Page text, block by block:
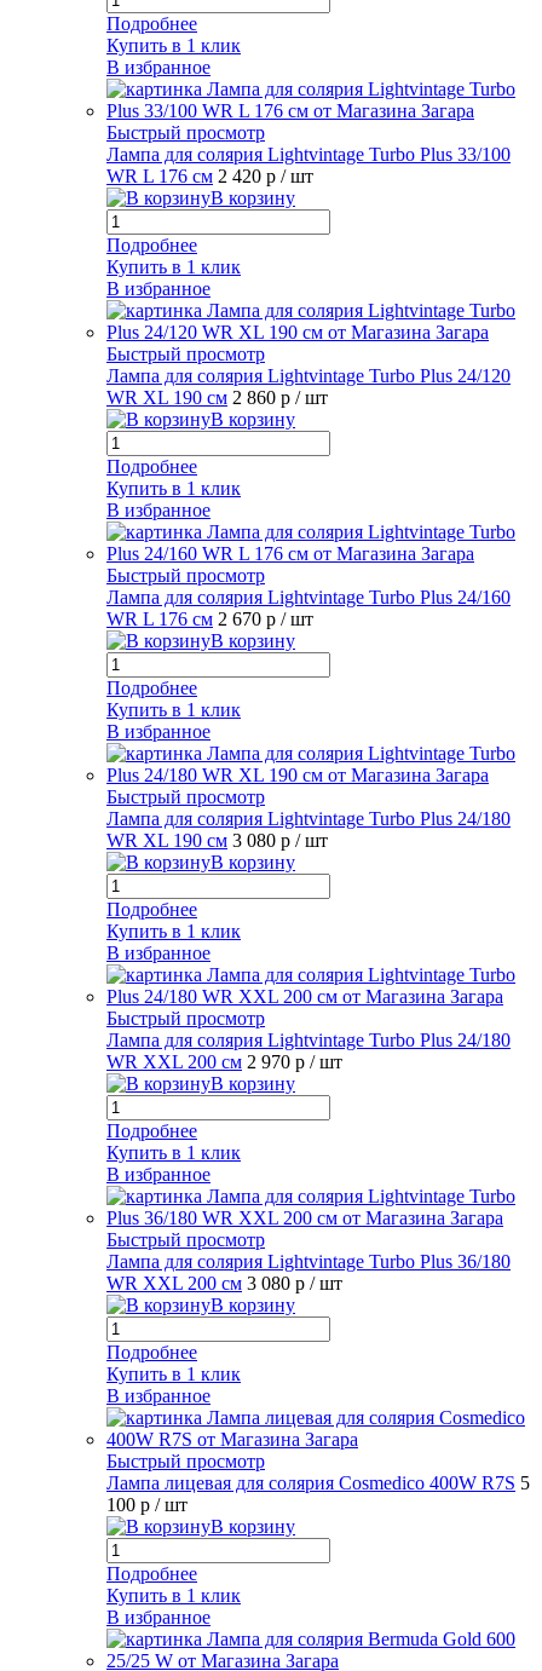
Подробнее
Купить в 1 клик
В избранное
Быстрый просмотр
Лампа для солярия Lightvintage Turbo Plus 33/100
WR L 176 см 2 420 р / шт
В корзину
Подробнее
Купить в 1 клик
В избранное
Быстрый просмотр
Лампа для солярия Lightvintage Turbo Plus 24/120
WR XL 190 см 2 860 р / шт
В корзину
Подробнее
Купить в 1 клик
В избранное
Быстрый просмотр
Лампа для солярия Lightvintage Turbo Plus 24/160
WR L 176 см 2 670 р / шт
В корзину
Подробнее
Купить в 1 клик
В избранное
Быстрый просмотр
Лампа для солярия Lightvintage Turbo Plus 24/180
WR XL 190 см 3 080 р / шт
В корзину
Подробнее
Купить в 1 клик
В избранное
Быстрый просмотр
Лампа для солярия Lightvintage Turbo Plus 24/180
WR XXL 200 см 2 970 р / шт
В корзину
Подробнее
Купить в 1 клик
В избранное
Быстрый просмотр
Лампа для солярия Lightvintage Turbo Plus 36/180
WR XXL 200 см 3 080 р / шт
В корзину
Подробнее
Купить в 1 клик
В избранное
Быстрый просмотр
Лампа лицевая для солярия Cosmedico 400W R7S 5
100 р / шт
В корзину
Подробнее
Купить в 1 клик
В избранное